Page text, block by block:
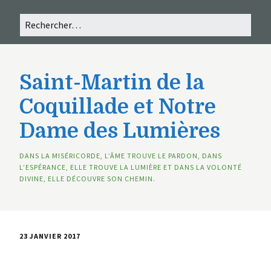
Saint-Martin de la
Coquillade et Notre
Dame des Lumières
DANS LA MISÉRICORDE, L’ÂME TROUVE LE PARDON, DANS
L’ESPÉRANCE, ELLE TROUVE LA LUMIÈRE ET DANS LA VOLONTÉ
DIVINE, ELLE DÉCOUVRE SON CHEMIN.
23 JANVIER 2017